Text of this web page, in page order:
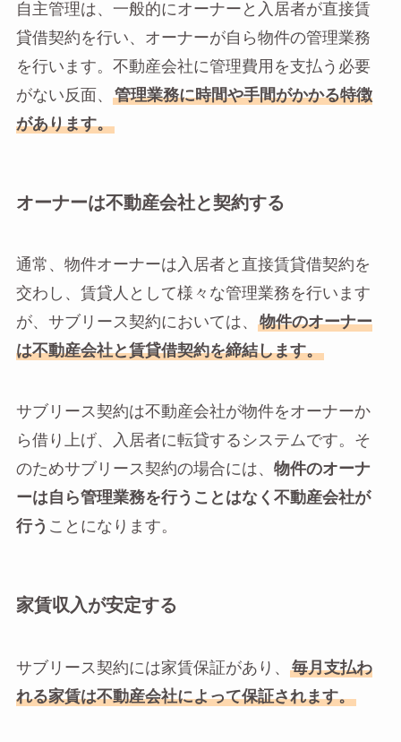
自主管理は、一般的にオーナーと入居者が直接賃
貸借契約を行い、オーナーが自ら物件の管理業務
を行います。不動産会社に管理費用を支払う必要
がない反面、
管理業務に時間や手間がかかる特徴
があります。
オーナーは不動産会社と契約する
通常、物件オーナーは入居者と直接賃貸借契約を
交わし、賃貸人として様々な管理業務を行います
が、サブリース契約においては、
物件のオーナー
は不動産会社と賃貸借契約を締結します。
サブリース契約は不動産会社が物件をオーナーか
ら借り上げ、入居者に転貸するシステムです。そ
のためサブリース契約の場合には、 物件のオーナ
ーは自ら管理業務を行うことはなく不動産会社が
行う ことになります。
家賃収入が安定する
サブリース契約には家賃保証があり、
毎月支払わ
れる家賃は不動産会社によって保証されます。